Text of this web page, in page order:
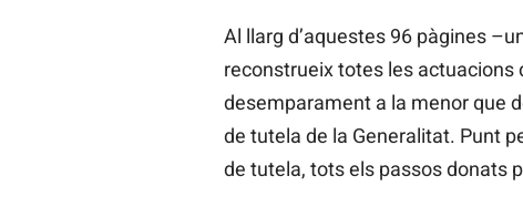
Al llarg d’aquestes 96 pàgines
reconstrueix totes les actuacions
desemparament a la menor que
de tutela de la Generalitat. Punt
de tutela, tots els passos donats